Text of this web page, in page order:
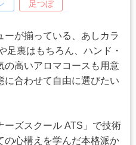
足つぼ
が揃っている、あしカラ
足裏はもちろん、ハンド・
の高いアロマコースも用意
に合わせて自由に選びたい
ーズスクール ATS」で技術
の心構えを学んだ本格派か